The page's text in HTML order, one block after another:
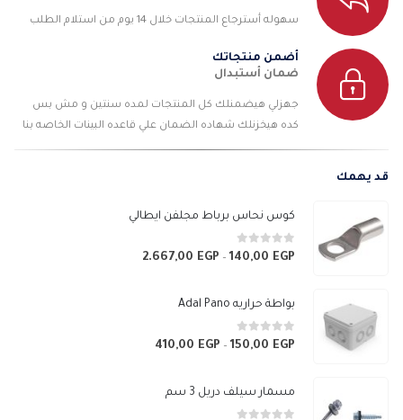
سهوله أسترجاع المنتجات خلال 14 يوم من استلام الطلب
أضمن منتجاتك
ضمان أستبدال
جهزلي هيضمنلك كل المنتجات لمده سنتين و مش بس
كده هيخزنلك شهاده الضمان علي قاعده البينات الخاصه بنا
قد يهمك
كوس نحاس برباط مجلفن ايطالي
0من 5140,00 EGP
–
2.667,00 EGP
بواطة حراريه Adal Pano
0من 5150,00 EGP
–
410,00 EGP
مسمار سيلف دريل 3 سم